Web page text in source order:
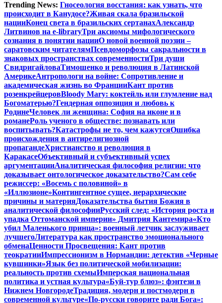
Trending News: Гносеология восстания: как узнать, что
происходит в Канудосе?Живая скала бразильской
нацииКонец света в бразильских сертанахАлександр
Литвинов на e-libraryТри аксиомы мифологического
сознания в понятии нацииО новой военной поэзии –
саратовским читателямПсевдоморфозы сакральности в
знаковых пространствах современностиТри души
СвидригайловаТимошенко и революция в Латинской
АмерикеАнтропологи на войне: Сопротивление и
академическая жизнь во ФранцииКант против
розенкрейцеровBloody Mary: коктейль или глумление над
Богоматерью?Гендерная оппозиция и любовь к
РодинеЧеловек ли женщина: София на иконе и в
романеРоль ученого в обществе: познавать или
воспитывать?Катастрофы не то, чем кажутсяОшибка
происхождения в антирелигиозной
пропагандеХристианство и революция в
КаракасеОбъективный и субъективный успех
аргументацииАналитическая философия религии: что
доказывает онтологическое доказательство?Сам себе
режиссер: «Восемь с половиной» в
«Иллюзионе»Контингентное сущее, иерархические
причины и материяДоказательства бытия Божия в
аналитической философииРусский след: «История роста и
упадка Оттоманской империи» Дмитрия Кантемира«Кто
убил Маленького принца»: военный летчик заслуживает
лучшегоЛитература как пространство эмоционального
обменаЦенности Просвещения: Кант против
теократииИмпрессионизм в Нормандии: детектив «Черные
кувшинки»Язык без политической мобилизации:
реальность против схемыИмперская национальная
политика и устная культура«Буй-тур блюз»: фэнтези в
Нижнем НовгородеТрадиция, модерн и постмодерн в
современной культуре«По-русски говорите ради Бога»: